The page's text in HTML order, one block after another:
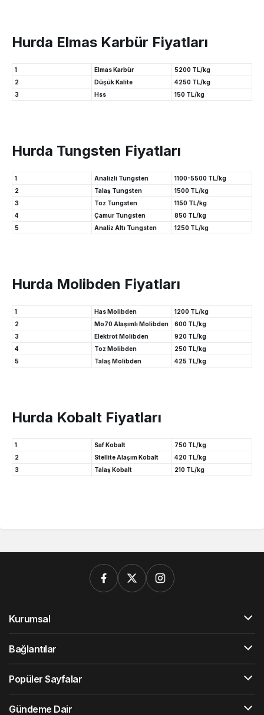
Hurda Elmas Karbür Fiyatları
1 Elmas Karbür
5200 TL/kg
2
Düşük Kalite
4250 TL/kg
3
Hss 150 TL/kg
Hurda Tungsten Fiyatları
1 Analizli Tungsten
1100-5500 TL/kg
2
Talaş Tungsten
1500 TL/kg
3
Toz Tungsten
1150 TL/kg
4
Çamur Tungsten
850 TL/kg
5
Analiz Altı Tungsten 1250 TL/kg
Hurda Molibden Fiyatları
1 Has Molibden
1200 TL/kg
2
Mo70 Alaşımlı Molibden
600 TL/kg
3
Elektrot Molibden
920 TL/kg
4
Toz Molibden
250 TL/kg
5
Talaş Molibden 425 TL/kg
Hurda Kobalt Fiyatları
1 Saf Kobalt
750 TL/kg
2
Stellite Alaşım Kobalt
420 TL/kg
3
Talaş Kobalt 210 TL/kg
Kurumsal
Bağlantılar
Popüler Sayfalar
Gündeme Dair